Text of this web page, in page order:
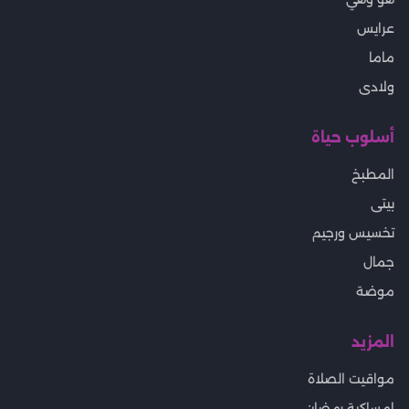
عرايس
ماما
ولادى
أسلوب حياة
المطبخ
بيتى
تخسيس ورجيم
جمال
موضة
المزيد
مواقيت الصلاة